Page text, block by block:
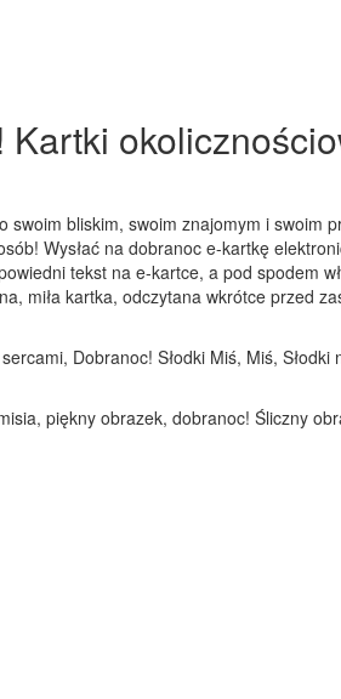
bliskim, swoim znajomym i swoim
Wysłać na dobranoc e-kartkę
tekst na e-kartce, a pod spodem
miła kartka, odczytana wkrótce przed
Dobranoc! Słodki Miś, Miś,
piękny obrazek, dobranoc! Śliczny